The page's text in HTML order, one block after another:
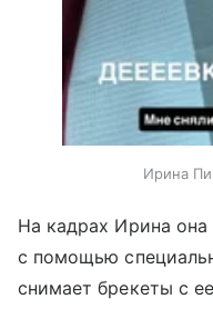
Ирина
На кадрах Ирина
с помощью
снимает брекеты с